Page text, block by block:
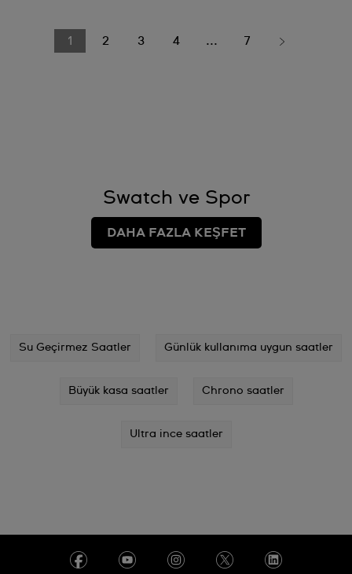
1 2 3 4 ... 7
Swatch ve Spor
DAHA FAZLA KEŞFET
Su Geçirmez Saatler Günlük kullanıma uygun saatler
Büyük kasa saatler Chrono saatler
Ultra ince saatler